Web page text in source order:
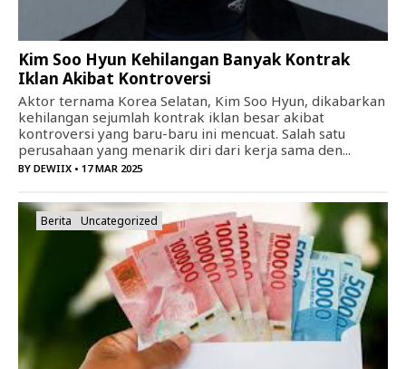
Kim Soo Hyun Kehilangan Banyak Kontrak
Iklan Akibat Kontroversi
Aktor ternama Korea Selatan, Kim Soo Hyun, dikabarkan
kehilangan sejumlah kontrak iklan besar akibat
kontroversi yang baru-baru ini mencuat. Salah satu
perusahaan yang menarik diri dari kerja sama den...
BY DEWIIX • 17 MAR 2025
Berita Uncategorized